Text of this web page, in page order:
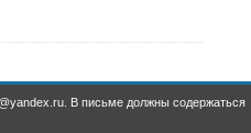
В письме должны содержаться